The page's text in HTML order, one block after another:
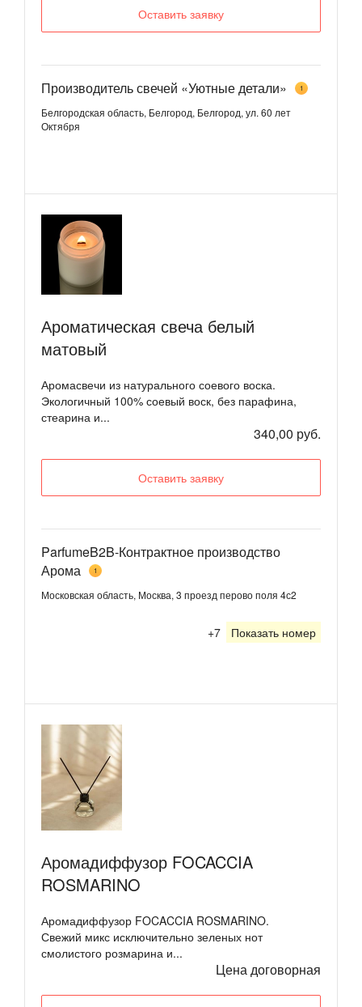
Оставить заявку
Производитель свечей «Уютные детали» 1
Белгородская область, Белгород, Белгород, ул. 60 лет
Октября
Ароматическая свеча белый
матовый
Аромасвечи из натурального соевого воска.
Экологичный 100% соевый воск, без парафина,
стеарина и...
340,00 руб.
Оставить заявку
ParfumeB2B-Контрактное производство
Арома
1
Московская область, Москва, 3 проезд перово поля 4с2
+7 Показать номер
Аромадиффузор FOCACCIA
ROSMARINO
Аромадиффузор FOCACCIA ROSMARINO.
Свежий микс исключительно зеленых нот
смолистого розмарина и...
Цена договорная